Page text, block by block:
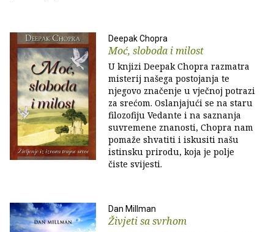
Deepak Chopra
Moć, sloboda i milost
U knjizi Deepak Chopra razmatra
misterij našega postojanja te
njegovo značenje u vječnoj potrazi
za srećom. Oslanjajući se na staru
filozofiju Vedante i na saznanja
suvremene znanosti, Chopra nam
pomaže shvatiti i iskusiti našu
istinsku prirodu, koja je polje
čiste svijesti.
Dan Millman
Živjeti sa svrhom